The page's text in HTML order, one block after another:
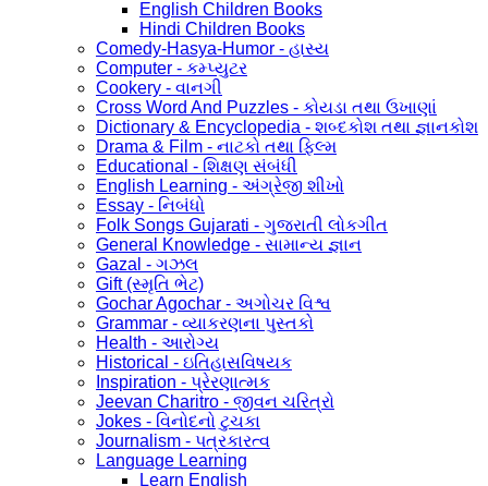
English Children Books
Hindi Children Books
Comedy-Hasya-Humor - હાસ્ય
Computer - કમ્પ્યુટર
Cookery - વાનગી
Cross Word And Puzzles - કોયડા તથા ઉખાણાં
Dictionary & Encyclopedia - શબ્દકોશ તથા જ્ઞાનકોશ
Drama & Film - નાટકો તથા ફિલ્મ
Educational - શિક્ષણ સંબંધી
English Learning - અંગ્રેજી શીખો
Essay - નિબંધો
Folk Songs Gujarati - ગુજરાતી લોકગીત
General Knowledge - સામાન્ય જ્ઞાન
Gazal - ગઝલ
Gift (સ્મૃતિ ભેટ)
Gochar Agochar - અગોચર વિશ્વ
Grammar - વ્યાકરણના પુસ્તકો
Health - આરોગ્ય
Historical - ઇતિહાસવિષયક
Inspiration - પ્રેરણાત્મક
Jeevan Charitro - જીવન ચરિત્રો
Jokes - વિનોદનો ટુચકા
Journalism - પત્રકારત્વ
Language Learning
Learn English